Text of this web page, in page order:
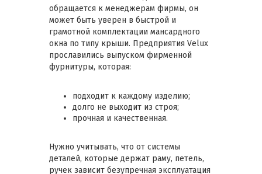
обращается к менеджерам фирмы, он
может быть уверен в быстрой и
грамотной комплектации мансардного
окна по типу крыши. Предприятия Velux
прославились выпуском фирменной
фурнитуры, которая:
подходит к каждому изделию;
долго не выходит из строя;
прочная и качественная.
Нужно учитывать, что от системы
деталей, которые держат раму, петель,
ручек зависит безупречная эксплуатация